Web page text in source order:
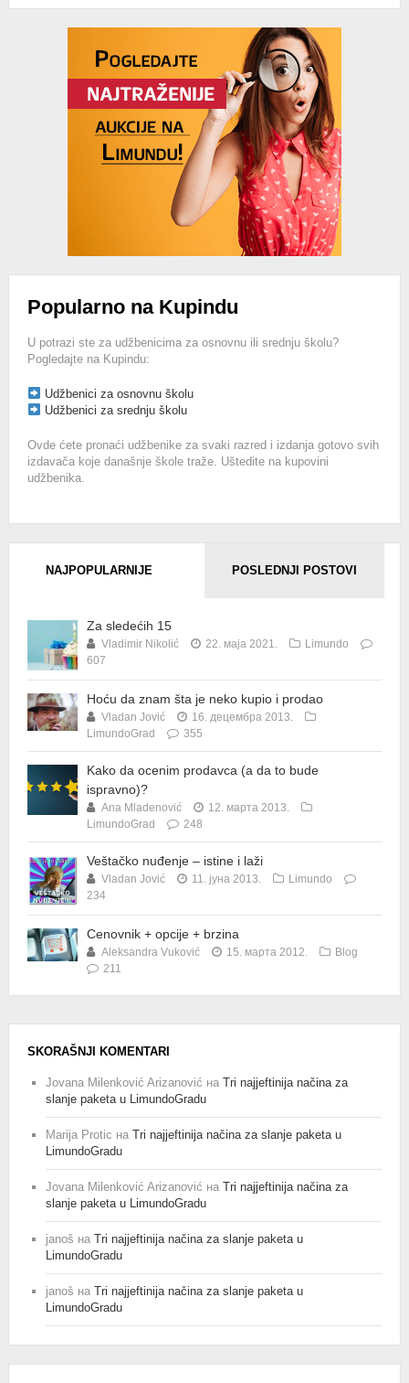
Popularno na Kupindu
U potrazi ste za udžbenicima za osnovnu ili srednju školu?
Pogledajte na Kupindu:
Udžbenici za osnovnu školu
Udžbenici za srednju školu
Ovde ćete pronaći udžbenike za svaki razred i izdanja gotovo svih
izdavača koje današnje škole traže. Uštedite na kupovini
udžbenika.
NAJPOPULARNIJE POSLEDNJI POSTOVI
Za sledećih 15
Vladimir Nikolić 22. маја 2021.
Limundo
607
Hoću da znam šta je neko kupio i prodao
Vladan Jović
16. децембра 2013.
LimundoGrad
355
Kako da ocenim prodavca (a da to bude
ispravno)?
Ana Mladenović
12. марта 2013.
LimundoGrad
248
Veštačko nuđenje – istine i laži
Vladan Jović 11. јуна 2013.
Limundo
234
Cenovnik + opcije + brzina
Aleksandra Vuković 15. марта 2012.
Blog
211
SKORAŠNJI KOMENTARI
Jovana Milenković Arizanović на Tri najjeftinija načina za
slanje paketa u LimundoGradu
Marija Protic на Tri najjeftinija načina za slanje paketa u
LimundoGradu
Jovana Milenković Arizanović на Tri najjeftinija načina za
slanje paketa u LimundoGradu
janoš на Tri najjeftinija načina za slanje paketa u
LimundoGradu
janoš на Tri najjeftinija načina za slanje paketa u
LimundoGradu